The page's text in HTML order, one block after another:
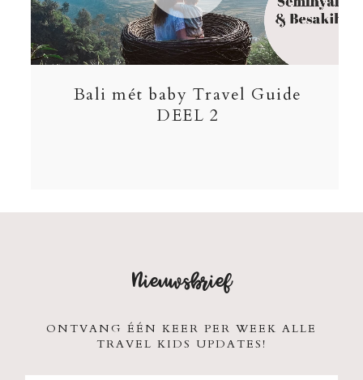
Bali mét baby Travel Guide
DEEL 2
Nieuwsbrief
ONTVANG ÉÉN KEER PER WEEK ALLE
TRAVEL KIDS UPDATES!